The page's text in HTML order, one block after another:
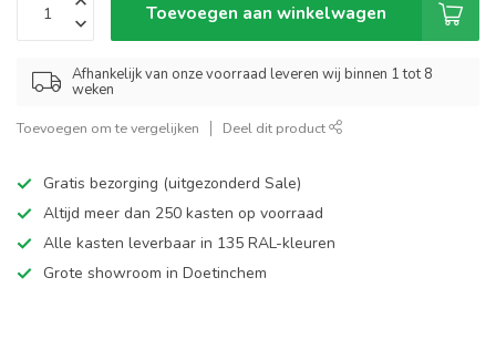
Toevoegen aan winkelwagen
Afhankelijk van onze voorraad leveren wij binnen 1 tot 8
weken
Toevoegen om te vergelijken Deel dit product
Gratis bezorging (uitgezonderd Sale)
Altijd meer dan 250 kasten op voorraad
Alle kasten leverbaar in 135 RAL-kleuren
Grote showroom in Doetinchem